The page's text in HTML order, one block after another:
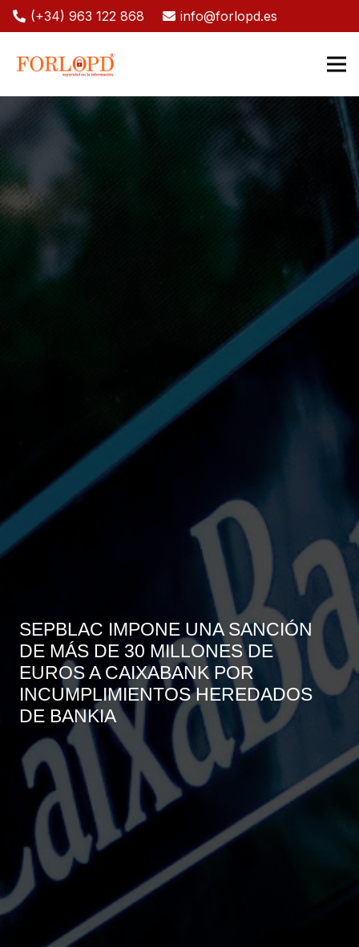
(+34) 963 122 868 info@forlopd.es
SEPBLAC IMPONE UNA SANCIÓN
DE MÁS DE 30 MILLONES DE
EUROS A CAIXABANK POR
INCUMPLIMIENTOS HEREDADOS
DE BANKIA